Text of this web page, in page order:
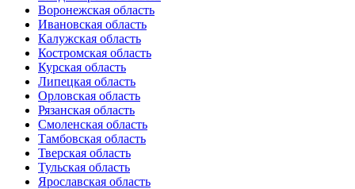
Воронежская область
Ивановская область
Калужская область
Костромская область
Курская область
Липецкая область
Орловская область
Рязанская область
Смоленская область
Тамбовская область
Тверская область
Тульская область
Ярославская область